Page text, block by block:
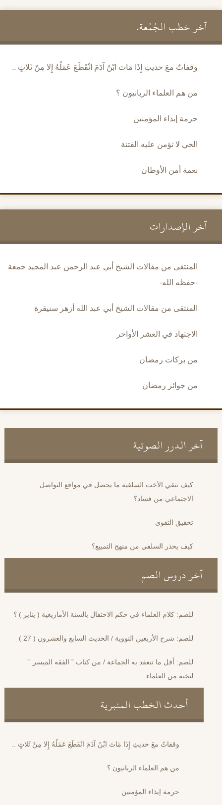
آخر خطب الجُمُعة.
وقفاتٌ معَ حديثِ إِذَا مَاتَ ابْنُ آدَمَ انْقَطَعَ عَمَلُهُ إِلا مِنْ ثَلاثٍ ..
من هم العلماء الربانيون ؟
حرمة إيذاء المؤمنين
الحي لا تؤمن عليه الفتنة
نعمة أمن الأوطان
آخر الإصدارات
المنتقى من مقالات الشيخ أبي عبد الرحمن عبد المجيد جمعة
-حفظه الله-
المنتقى من مقالات الشيخ أبي عبد الله أزهر سنيقرة
الاجتهاد في العشر الأواخر
من بركات رمضان
من جوائز رمضان
آخر الدرر الصوتية
كيف تتقي الأخت السلفية ما يحصل في مواقع التواصل
الاجتماعي من فساد؟
تحقيق التقوى
كيف يحذر السلفي من منهج التمييع؟
آخر دروس الصم
للصم: كلام العلماء في حكم الاحتفال بالسنة الأمازيغية ( يناير ) ؟
للصم: شرح الأربعين النووية / الحديث السابع والعشرون ( 27 )
للصم: أقل ما تنعقد به الجماعة / من كتاب ” الفقه الميسر ”
لنخبة من العلماء
أحدث الخطب المنبرية
وقفاتٌ معَ حديثِ إِذَا مَاتَ ابْنُ آدَمَ انْقَطَعَ عَمَلُهُ إِلا مِنْ ثَلاثٍ ..
من هم العلماء الربانيون ؟
حرمة إيذاء المؤمنين